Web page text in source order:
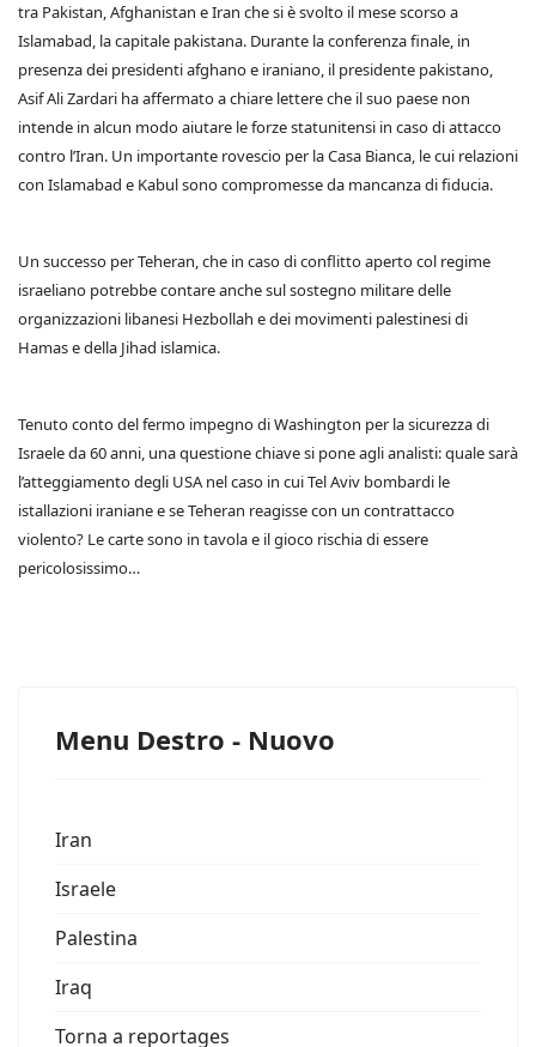
tra Pakistan, Afghanistan e Iran che si è svolto il mese scorso a
Islamabad, la capitale pakistana. Durante la conferenza finale, in
presenza dei presidenti afghano e iraniano, il presidente pakistano,
Asif Ali Zardari ha affermato a chiare lettere che il suo paese non
intende in alcun modo aiutare le forze statunitensi in caso di attacco
contro l’Iran. Un importante rovescio per la Casa Bianca, le cui relazioni
con Islamabad e Kabul sono compromesse da mancanza di fiducia.
Un successo per Teheran, che in caso di conflitto aperto col regime
israeliano potrebbe contare anche sul sostegno militare delle
organizzazioni libanesi Hezbollah e dei movimenti palestinesi di
Hamas e della Jihad islamica.
Tenuto conto del fermo impegno di Washington per la sicurezza di
Israele da 60 anni, una questione chiave si pone agli analisti: quale sarà
l’atteggiamento degli USA nel caso in cui Tel Aviv bombardi le
istallazioni iraniane e se Teheran reagisse con un contrattacco
violento? Le carte sono in tavola e il gioco rischia di essere
pericolosissimo…
Menu Destro - Nuovo
Iran
Israele
Palestina
Iraq
Torna a reportages